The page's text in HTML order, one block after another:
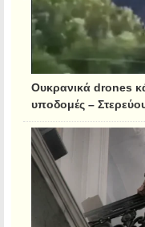
Ουκρανικά drones
υποδομές –